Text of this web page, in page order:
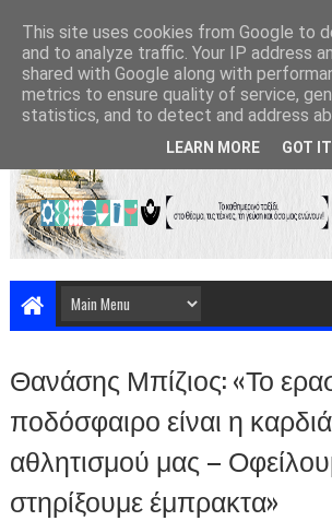
Θανάσης Μπίζιος: «Το
ποδόσφαιρο είναι η
αθλητισμού μας –
στηρίξουμε έμπρακτα»
This site uses cookies from Google to
and to analyze traffic. Your IP address
shared with Google along with
metrics to ensure quality of service,
statistics, and to detect and address
LEARN MORE GOT IT